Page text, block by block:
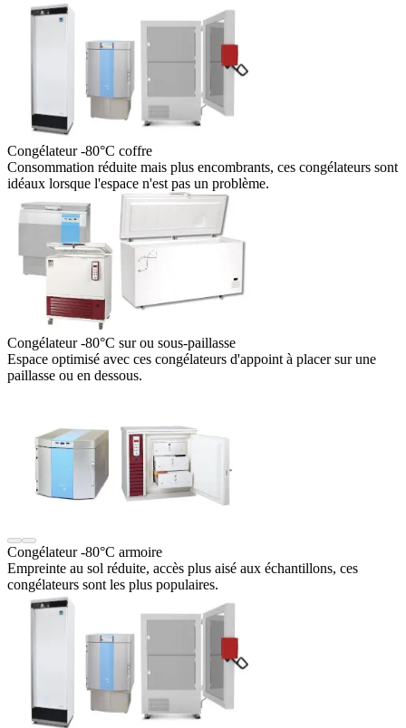
Congélateur -80°C coffre
Consommation réduite mais plus encombrants, ces congélateurs sont
idéaux lorsque l'espace n'est pas un problème.
Congélateur -80°C sur ou sous-paillasse
Espace optimisé avec ces congélateurs d'appoint à placer sur une
paillasse ou en dessous.
Congélateur -80°C armoire
Empreinte au sol réduite, accès plus aisé aux échantillons, ces
congélateurs sont les plus populaires.